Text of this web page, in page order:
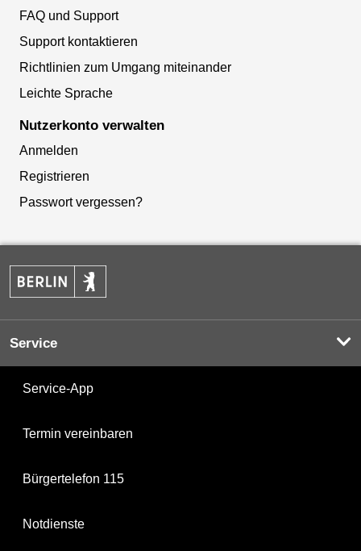
FAQ und Support
Support kontaktieren
Richtlinien zum Umgang miteinander
Leichte Sprache
Nutzerkonto verwalten
Anmelden
Registrieren
Passwort vergessen?
Service
Service-App
Termin vereinbaren
Bürgertelefon 115
Notdienste